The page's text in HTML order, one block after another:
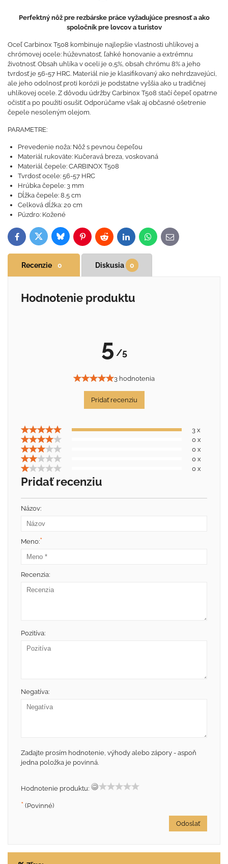
Perfektný nôž pre rezbárske práce vyžadujúce presnosť a ako
spoločník pre lovcov a turistov
Oceľ Carbinox T508 kombinuje najlepšie vlastnosti uhlíkovej a
chrómovej ocele: húževnatosť, ľahké honovanie a extrémnu
životnosť. Obsah uhlíka v oceli je 0,5%, obsah chrómu 8% a jeho
tvrdosť je 56-57 HRC. Materiál nie je klasifikovaný ako nehrdzavejúci,
ale jeho odolnosť proti korózii je podstatne vyššia ako u tradičnej
uhlíkovej ocele. Z dôvodu údržby Carbinox T508 stačí čepeľ opatrne
očistiť a po použití osušiť. Odporúčame však aj občasné ošetrenie
čepele nesoleným olejom.
PARAMETRE:
Prevedenie noža: Nôž s pevnou čepeľou
Materiál rukoväte: Kučeravá breza, voskovaná
Materiál čepele: CARBINOX T508
Tvrdosť ocele: 56-57 HRC
Hrúbka čepele: 3 mm
Dĺžka čepele: 8,5 cm
Celková dĺžka: 20 cm
Púzdro: Kožené
FacebookTwitterBlueskyPinterestReddit LinkedInWhatsApp
E-
mail
Recenzie 0 Diskusia 0
Hodnotenie produktu
5 /5
3 hodnotenia
Pridať recenziu
3 x
0 x
0 x
0 x
0 x
Pridať recenziu
Názov:
Meno:*
Recenzia:
Pozitíva:
Negatíva:
Zadajte prosím hodnotenie, výhody alebo zápory - aspoň
jedna položka je povinná.
Hodnotenie produktu:
* (Povinné)
Odoslať